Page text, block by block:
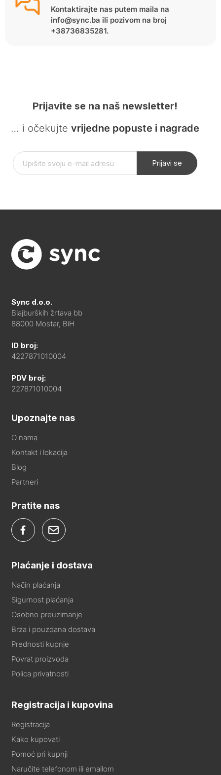
Kontaktirajte nas putem maila na
info@sync.ba ili pozivom na broj
+38736835281.
Prijavite se na naš newsletter!
… i očekujte vrijedne popuste i nagrade
Prijavi se
Sync d.o.o.
Blajburških žrtava bb
88000 Mostar, BiH
ID broj:
4227871010004
PDV broj:
227871010004
Upoznajte nas
O nama
Kontakt i lokacija
Blog
Partneri
Pratite nas
Plaćanje i dostava
Način plaćanja
Sigurnost plaćanja
Osobno preuzimanje
Brza i pouzdana dostava
Prednosti kupnje
Povrat proizvoda
Polica privatnosti
Registracija i kupovina
Registracija
Kako kupovati
Pomoć pri kupnji
Naručite telefonom ili emailom